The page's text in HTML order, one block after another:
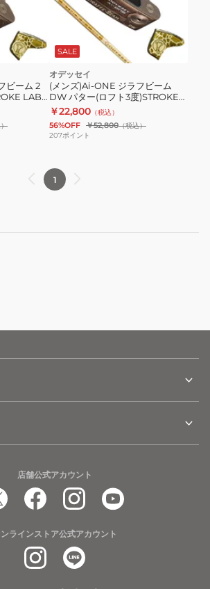
ビーム 2
LAB
SALE
オデッセイ
(メンズ)Ai-ONE ジラフビーム
DW パター(ロフト3度)STROKE
LAB 90 STEEL
￥22,800 （税込）
56%OFF ￥52,800（税込）
207ポイント
1
店舗公式アカウント
ラインストア公式アカウント